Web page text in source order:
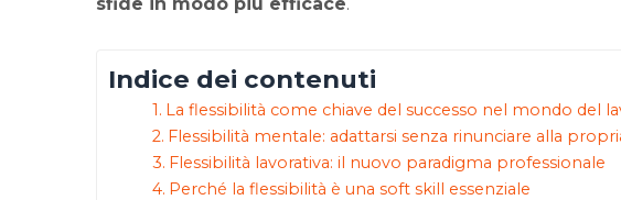
Indice dei contenuti
La flessibilità come chiave del successo nel mondo del
Flessibilità mentale: adattarsi senza rinunciare alla
Flessibilità lavorativa: il nuovo paradigma professionale
Perché la flessibilità è una soft skill essenziale